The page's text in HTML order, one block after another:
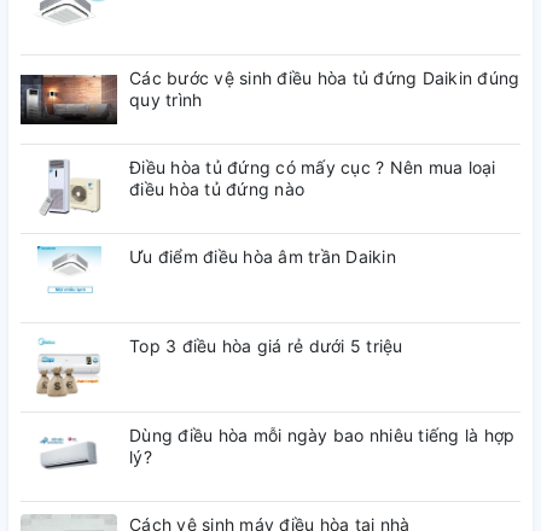
Các bước vệ sinh điều hòa tủ đứng Daikin đúng
quy trình
Điều hòa tủ đứng có mấy cục ? Nên mua loại
điều hòa tủ đứng nào
Ưu điểm điều hòa âm trần Daikin
Top 3 điều hòa giá rẻ dưới 5 triệu
Dùng điều hòa mỗi ngày bao nhiêu tiếng là hợp
lý?
Cách vệ sinh máy điều hòa tại nhà